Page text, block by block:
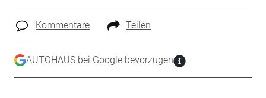
Kommentare Teilen
AUTOHAUS bei Google bevorzugen